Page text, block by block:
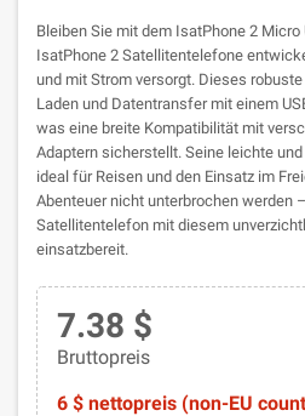
Bleiben Sie mit dem IsatPhone 2
IsatPhone 2 Satellitentelefone
und mit Strom versorgt. Dieses
Laden und Datentransfer mit einem
was eine breite Kompatibilität mit
Adaptern sicherstellt. Seine leichte
ideal für Reisen und den Einsatz im
Abenteuer nicht unterbrochen werden
Satellitentelefon mit diesem
einsatzbereit.
7.38 $
Bruttopreis
6 $ nettopreis (non-EU